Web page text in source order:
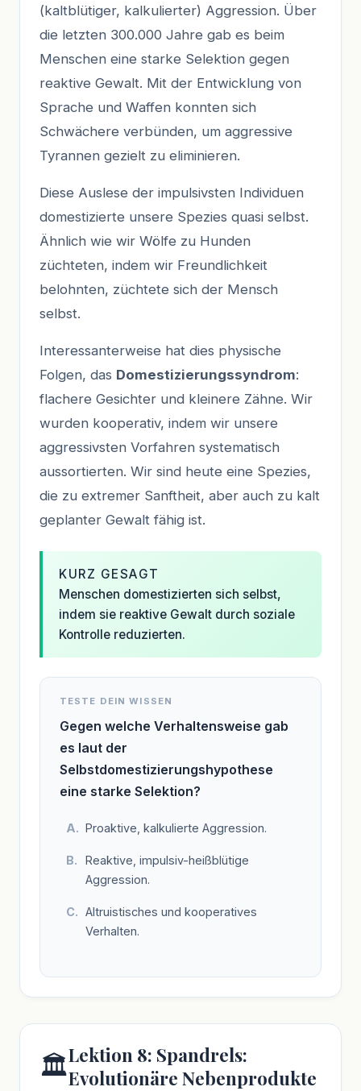
(kaltblütiger, kalkulierter) Aggression. Über
die letzten 300.000 Jahre gab es beim
Menschen eine starke Selektion gegen
reaktive Gewalt. Mit der Entwicklung von
Sprache und Waffen konnten sich
Schwächere verbünden, um aggressive
Tyrannen gezielt zu eliminieren.
Diese Auslese der impulsivsten Individuen
domestizierte unsere Spezies quasi selbst.
Ähnlich wie wir Wölfe zu Hunden
züchteten, indem wir Freundlichkeit
belohnten, züchtete sich der Mensch
selbst.
Interessanterweise hat dies physische
Folgen, das Domestizierungssyndrom:
flachere Gesichter und kleinere Zähne. Wir
wurden kooperativ, indem wir unsere
aggressivsten Vorfahren systematisch
aussortierten. Wir sind heute eine Spezies,
die zu extremer Sanftheit, aber auch zu kalt
geplanter Gewalt fähig ist.
KURZ GESAGT
Menschen domestizierten sich selbst,
indem sie reaktive Gewalt durch soziale
Kontrolle reduzierten.
TESTE DEIN WISSEN
Gegen welche Verhaltensweise gab
es laut der
Selbstdomestizierungshypothese
eine starke Selektion?
Proaktive, kalkulierte Aggression.
Reaktive, impulsiv-heißblütige
Aggression.
Altruistisches und kooperatives
Verhalten.
🏛️Lektion 8: Spandrels:
Evolutionäre Nebenprodukte